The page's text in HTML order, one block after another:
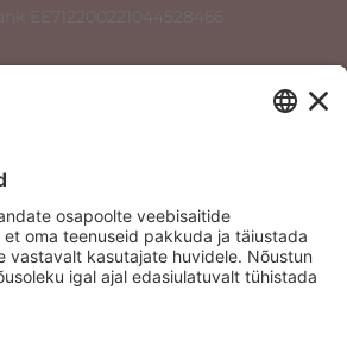
EE712200221044528466
Tooted
Meist